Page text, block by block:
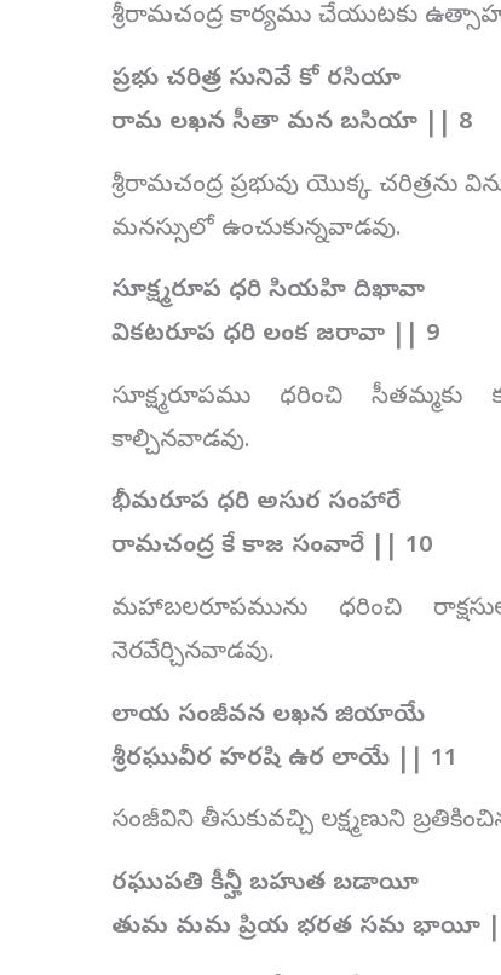
శ్రీరామచంద్ర కార్యము చేయుటకు
ప్రభు చరిత్ర సునివే కో రసియా
రామ లఖన సీతా మన బసియా || 8
శ్రీరామచంద్ర ప్రభువు యొక్క చరిత్రను
మనస్సులో ఉంచుకున్నవాడవు.
సూక్ష్మరూప ధరి సియహి దిఖావా
వికటరూప ధరి లంక జరావా || 9
సూక్ష్మరూపము ధరించి
కాల్చినవాడవు.
భీమరూప ధరి అసుర సంహారే
రామచంద్ర కే కాజ సంవారే || 10
మహాబలరూపమును ధరించి
నెరవేర్చినవాడవు.
లాయ సంజీవన లఖన జియాయే
శ్రీరఘువీర హరషి ఉర లాయే || 11
సంజీవిని తీసుకువచ్చి లక్ష్మణుని
రఘుపతి కీన్హీ బహుత బడాయీ
తుమ మమ ప్రియ భరత సమ భాయీ